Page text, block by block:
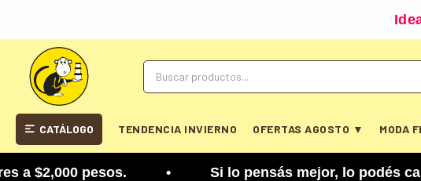
CATÁLOGO TENDENCIA INVIERNO OFERTAS AGOSTO ▼ MODA
pesos. • Si lo pensás mejor, lo podés cambiar.